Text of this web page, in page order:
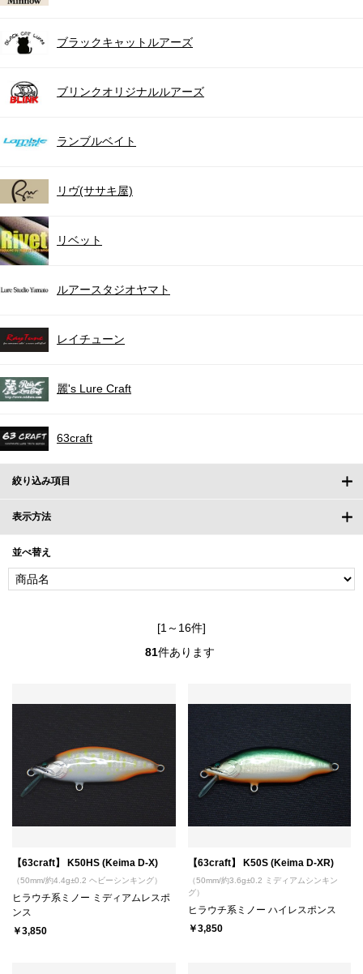
ブラックキャットルアーズ
ブリンクオリジナルルアーズ
ランブルベイト
リヴ(ササキ屋)
リベット
ルアースタジオヤマト
レイチューン
麗's Lure Craft
63craft
絞り込み項目
表示方法
並べ替え
[1～16件]
81件あります
【63craft】 K50HS (Keima D-X)
（50mm/約4.4g±0.2 ヘビーシンキング）
ヒラウチ系ミノー ミディアムレスポ
ンス
￥3,850
【63craft】 K50S (Keima D-XR)
（50mm/約3.6g±0.2 ミディアムシンキン
グ）
ヒラウチ系ミノー ハイレスポンス
￥3,850